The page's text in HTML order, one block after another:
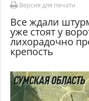
Версия для печати
Все ждали
уже стоят у
лихорадочно
крепость